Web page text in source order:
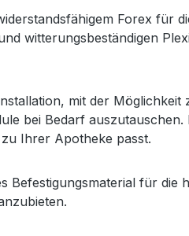
Forex für
witterungsbeständigen
mit der
bei Bedarf
Ihrer Apotheke passt.
Befestigungsmaterial für